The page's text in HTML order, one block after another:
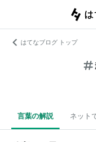
はてなブログ トップ
言葉の解説 ネット